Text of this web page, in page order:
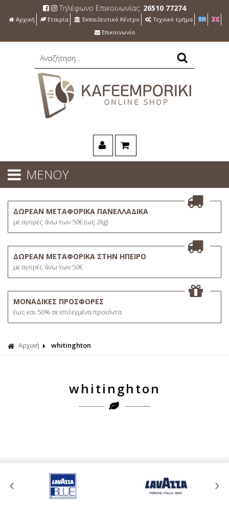
Τηλέφωνο Επικοινωνίας: 26510 77274
Αρχική Εταιρία Εκπαιδευτικό Κέντρο
Τεχνικό τμήμα
Επικοινωνία
ΜΕΝΟΥ
ΔΩΡΕΑΝ ΜΕΤΑΦΟΡΙΚΑ ΠΑΝΕΛΛΑΔΙΚΑ
με αγορές άνω των 50€ (ως 2kg)
ΔΩΡΕΑΝ ΜΕΤΑΦΟΡΙΚΑ ΣΤΗΝ ΗΠΕΙΡΟ
με αγορές άνω των 50€
ΜΟΝΑΔΙΚΕΣ ΠΡΟΣΦΟΡΕΣ
έως και 50% σε επιλεγμένα προϊόντα
Αρχική whitinghton
whitinghton